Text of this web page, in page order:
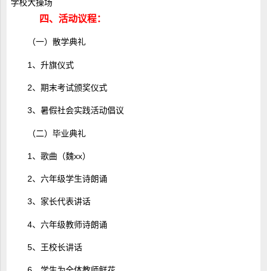
学校大操场
四、活动议程：
（一）散学典礼
1、升旗仪式
2、期末考试颁奖仪式
3、暑假社会实践活动倡议
（二）毕业典礼
1、歌曲（魏xx）
2、六年级学生诗朗诵
3、家长代表讲话
4、六年级教师诗朗诵
5、王校长讲话